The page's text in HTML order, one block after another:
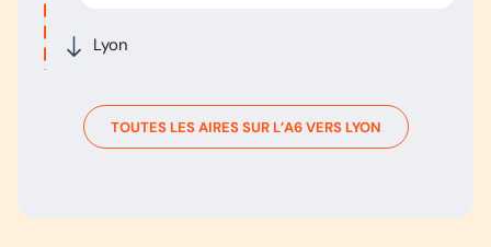
Lyon
TOUTES LES AIRES SUR L’A6VERS LYON